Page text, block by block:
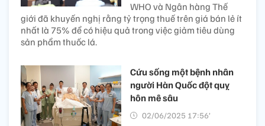
WHO và Ngân hàng Thế
giới đã khuyến nghị rằng tỷ trọng thuế trên giá bán lẻ ít
nhất là 75% để có hiệu quả trong việc giảm tiêu dùng
sản phẩm thuốc lá.
Cứu sống một bệnh nhân
người Hàn Quốc đột quỵ
hôn mê sâu
02/06/2025 17:56’